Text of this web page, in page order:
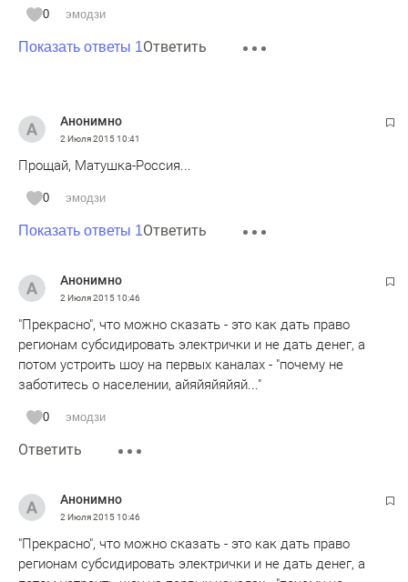
0 эмодзи
Показать ответы 1Ответить
Анонимно
2 Июля 201510:41
Прощай, Матушка-Россия...
0 эмодзи
Показать ответы 1Ответить
Анонимно
2 Июля 201510:46
"Прекрасно", что можно сказать - это как дать право
регионам субсидировать электрички и не дать денег, а
потом устроить шоу на первых каналах - "почему не
заботитесь о населении, айяйяйяйяй..."
0 эмодзи
Ответить
Анонимно
2 Июля 201510:46
"Прекрасно", что можно сказать - это как дать право
регионам субсидировать электрички и не дать денег, а